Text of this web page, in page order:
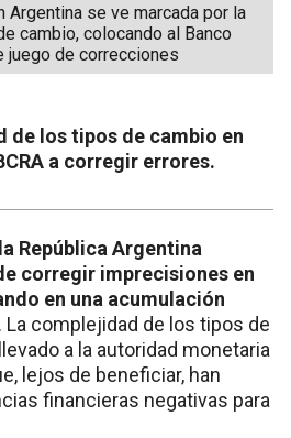
Argentina se ve marcada por la
cambio, colocando al Banco
juego de correcciones
de los tipos de cambio en
a corregir errores.
República Argentina
corregir imprecisiones en
en una acumulación
. La complejidad de los tipos de
a la autoridad monetaria
lejos de beneficiar, han
financieras negativas para